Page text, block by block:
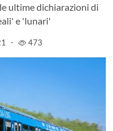
ultime dichiarazioni di
e 'lunari'
- 473